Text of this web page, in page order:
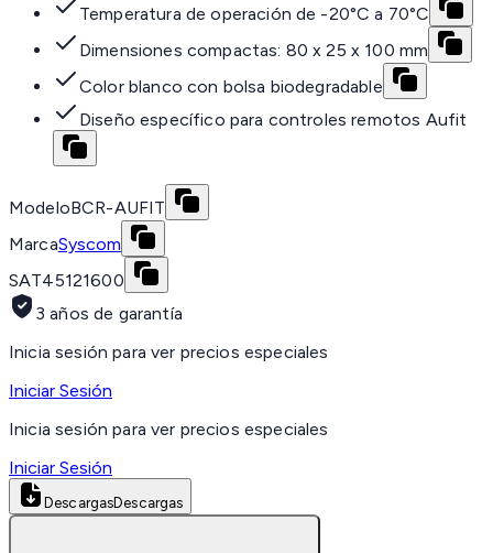
Temperatura de operación de -20°C a 70°C
Dimensiones compactas: 80 x 25 x 100 mm
Color blanco con bolsa biodegradable
Diseño específico para controles remotos Aufit
ModeloBCR-AUFIT
MarcaSyscom
SAT45121600
3 años de garantía
Inicia sesión para ver precios especiales
Iniciar Sesión
Inicia sesión para ver precios especiales
Iniciar Sesión
DescargasDescargas